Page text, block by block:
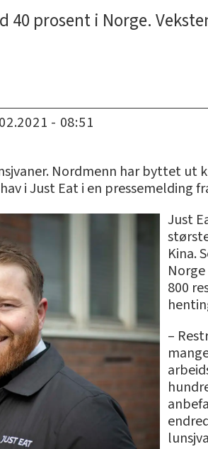
prosent i Norge.
- 08:51
Nordmenn har byttet ut
i Just Eat i en pressemelding
Just
Kina.
800
–